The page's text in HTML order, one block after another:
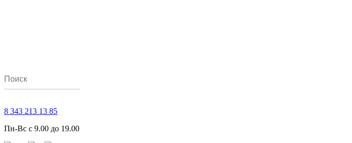
8 343 213 13 85
Пн-Вс с 9.00 до 19.00